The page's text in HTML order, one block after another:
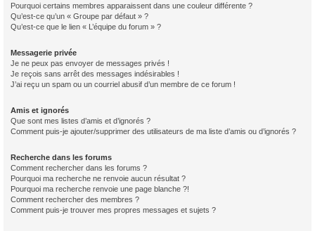
Pourquoi certains membres apparaissent dans une couleur différente ?
Qu’est-ce qu’un « Groupe par défaut » ?
Qu’est-ce que le lien « L’équipe du forum » ?
Messagerie privée
Je ne peux pas envoyer de messages privés !
Je reçois sans arrêt des messages indésirables !
J’ai reçu un spam ou un courriel abusif d’un membre de ce forum !
Amis et ignorés
Que sont mes listes d’amis et d’ignorés ?
Comment puis-je ajouter/supprimer des utilisateurs de ma liste d’amis ou d’ignorés ?
Recherche dans les forums
Comment rechercher dans les forums ?
Pourquoi ma recherche ne renvoie aucun résultat ?
Pourquoi ma recherche renvoie une page blanche ?!
Comment rechercher des membres ?
Comment puis-je trouver mes propres messages et sujets ?